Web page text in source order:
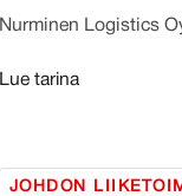
Nurminen
Lue tarina
JOHDON